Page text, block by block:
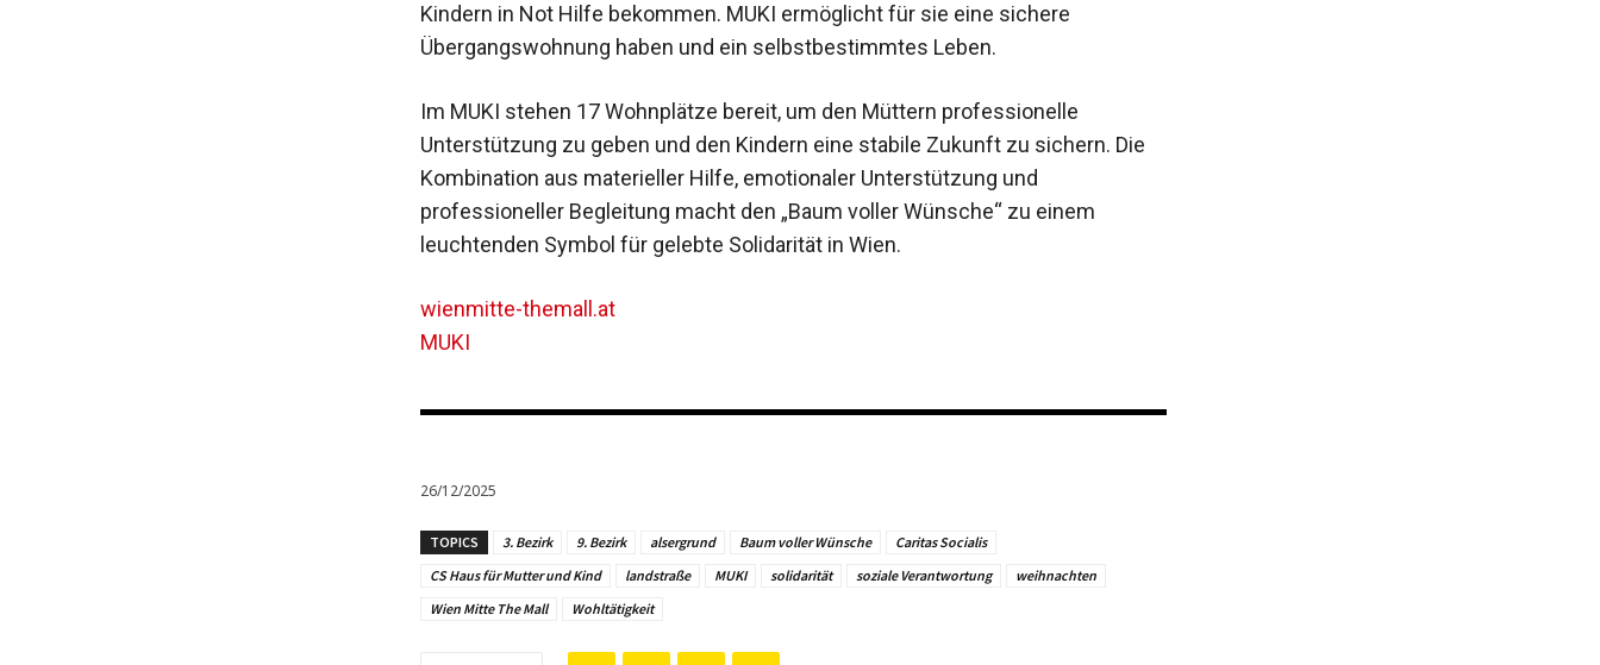
Kindern in Not Hilfe bekommen. MUKI ermöglicht für sie eine sichere
Übergangswohnung haben und ein selbstbestimmtes Leben.
Im MUKI stehen 17 Wohnplätze bereit, um den Müttern professionelle
Unterstützung zu geben und den Kindern eine stabile Zukunft zu sichern. Die
Kombination aus materieller Hilfe, emotionaler Unterstützung und
professioneller Begleitung macht den „Baum voller Wünsche“ zu einem
leuchtenden Symbol für gelebte Solidarität in Wien.
wienmitte-themall.at
MUKI
26/12/2025
TOPICS 3. Bezirk 9. Bezirk alsergrund Baum voller Wünsche
Caritas Socialis
CS Haus für Mutter und Kind
landstraße MUKI solidarität soziale Verantwortung
weihnachten
Wien Mitte The Mall
Wohltätigkeit